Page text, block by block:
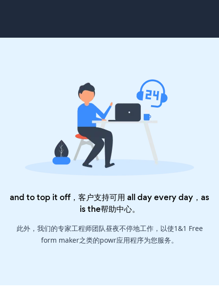
and to top it off，客户支持可用 all day every day，as
is the帮助中心。
此外，我们的专家工程师团队昼夜不停地工作，以使1&1 Free
form maker之类的powr应用程序为您服务。